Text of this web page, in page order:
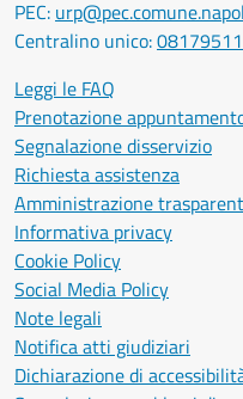
PEC:
Centralino unico:
Leggi le FAQ
Prenotazione
Segnalazione disservizio
Richiesta assistenza
Amministrazione
Informativa privacy
Cookie Policy
Social Media Policy
Note legali
Notifica atti giudiziari
Dichiarazione di